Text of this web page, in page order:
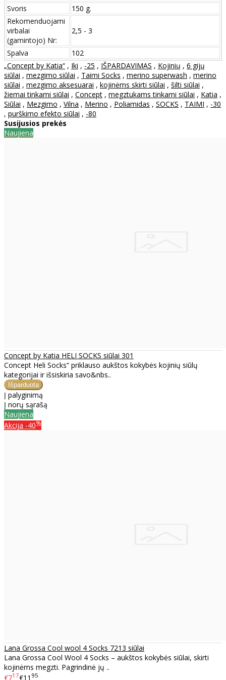
Svoris
150 g.
Rekomenduojami
virbalai
(gamintojo) Nr:
2,5 - 3
Spalva
102
„Concept by Katia“ , Iki , -25 , IŠPARDAVIMAS , Kojinių , 6 gijų
siūlai , mezgimo siūlai , Taimi Socks , merino superwash , merino
siūlai , mezgimo aksesuarai , kojinėms skirti siūlai , šilti siūlai ,
žiemai tinkami siūlai , Concept , megztukams tinkami siūlai , Katia ,
Siūlai , Mezgimo , Vilna , Merino , Poliamidas , SOCKS , TAIMI , -30
, purškimo efekto siūlai , -80
Susijusios prekės
Naujiena
Concept by Katia HELI SOCKS siūlai 301
Concept Heli Socks“ priklauso aukštos kokybės kojinių siūlų
kategorijai ir išsiskiria savo&nbs..
Į palyginimą
Į norų sąrašą
Naujiena
Akcija -40%
Lana Grossa Cool wool 4 Socks 7213 siūlai
Lana Grossa Cool Wool 4 Socks – aukštos kokybės siūlai, skirti
kojinėms megzti. Pagrindinė jų ..
€717€11 95